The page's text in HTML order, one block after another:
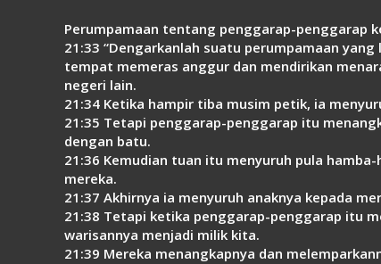
Perumpamaan tentang penggarap-penggarap
21:33 “Dengarkanlah suatu perumpamaan
tempat memeras anggur dan mendirikan
negeri lain.
21:34 Ketika hampir tiba musim petik, ia
21:35 Tetapi penggarap-penggarap itu
dengan batu.
21:36 Kemudian tuan itu menyuruh pula
mereka.
21:37 Akhirnya ia menyuruh anaknya kepada
21:38 Tetapi ketika penggarap-penggarap itu
warisannya menjadi milik kita.
21:39 Mereka menangkapnya dan